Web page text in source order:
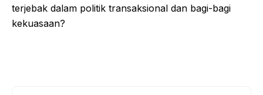
terjebak dalam politik transaksional dan bagi-bagi
kekuasaan?